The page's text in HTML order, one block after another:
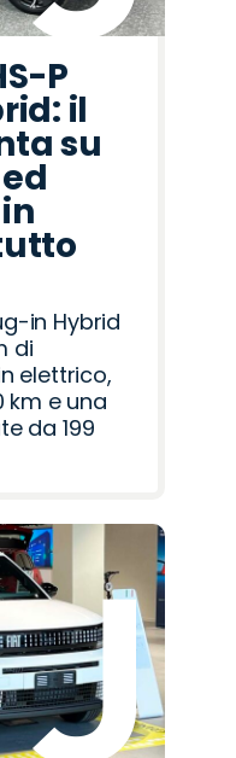
P
il
su
in Hybrid
di
elettrico,
km e una
da 199